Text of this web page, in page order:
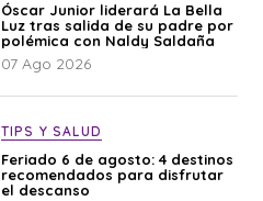
Óscar Junior liderará La Bella
Luz tras salida de su padre por
polémica con Naldy Saldaña
07 Ago 2026
TIPS Y SALUD
Feriado 6 de agosto: 4 destinos
recomendados para disfrutar
el descanso